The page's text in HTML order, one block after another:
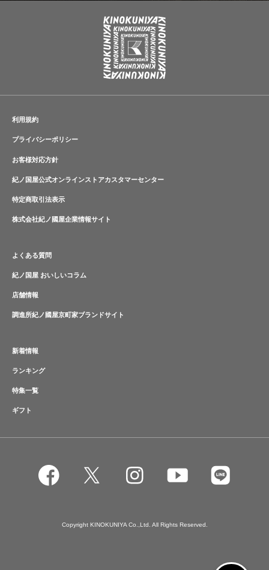
利用規約
プライバシーポリシー
お客様対応方針
紀ノ国屋公式オンラインストアカスタマーセンター
特定商取引法表示
株式会社紀ノ國屋企業情報サイト
よくある質問
紀ノ国屋 おいしいコラム
店舗情報
調進所紀ノ國屋京町家ブランドサイト
新着情報
ランキング
特集一覧
ギフト
Copyright KINOKUNIYA Co.,Ltd. All Rights Reserved.